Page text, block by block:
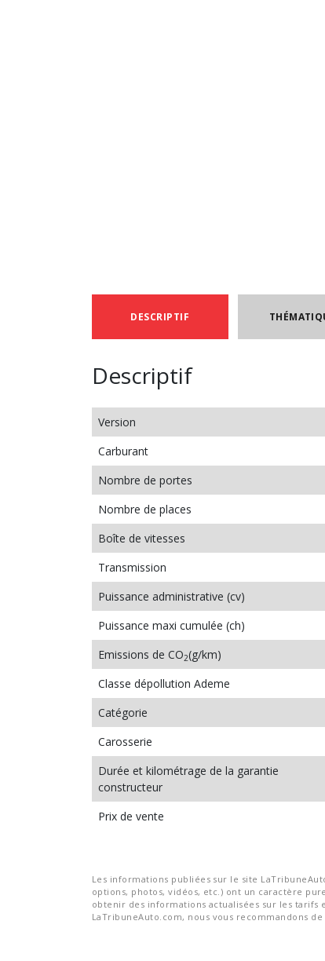
DESCRIPTIF
Descriptif
Version
Carburant
Nombre de portes
Nombre de places
Boîte de vitesses
Transmission
Puissance administrative (cv)
Puissance maxi cumulée (ch)
Emissions de CO2(g/km)
Classe dépollution Ademe
Catégorie
Carosserie
Durée et kilométrage de la garantie
constructeur
Prix de vente
Les informations publiées sur le site
options, photos, vidéos, etc.) ont un caractère
obtenir des informations actualisées sur les
LaTribuneAuto.com, nous vous recommandons